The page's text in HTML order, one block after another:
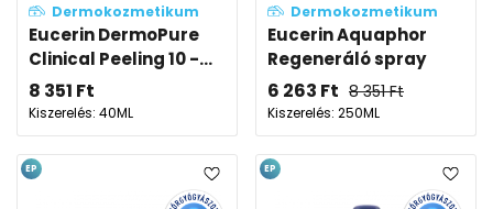
Dermokozmetikum
Eucerin DermoPure
Clinical Peeling 10 -...
8 351 Ft
Kiszerelés: 40ML
Dermokozmetikum
Eucerin Aquaphor
Regeneráló spray
6 263 Ft 8 351Ft
Kiszerelés: 250ML
EP EP